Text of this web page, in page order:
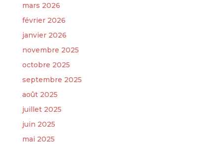
mars 2026
février 2026
janvier 2026
novembre 2025
octobre 2025
septembre 2025
août 2025
juillet 2025
juin 2025
mai 2025